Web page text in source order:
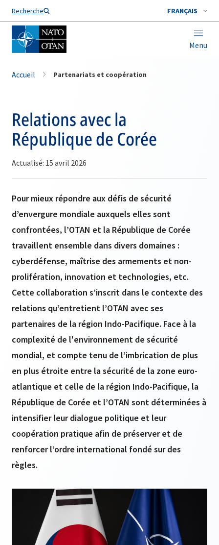
Recherche FRANÇAIS
Menu
Nom de famille*
Accueil Partenariats et coopération
Relations avec la
République de Corée
Actualisé: 15 avril 2026
Pour mieux répondre aux défis de sécurité
d’envergure mondiale auxquels elles sont
confrontées, l’OTAN et la République de Corée
travaillent ensemble dans divers domaines :
cyberdéfense, maîtrise des armements et non-
prolifération, innovation et technologies, etc.
Cette collaboration s’inscrit dans le contexte des
relations qu’entretient l’OTAN avec ses
partenaires de la région Indo-Pacifique. Face à la
complexité de l'environnement de sécurité
mondial, et compte tenu de l’imbrication de plus
en plus étroite entre la sécurité de la zone euro-
atlantique et celle de la région Indo-Pacifique, la
République de Corée et l’OTAN sont déterminées à
intensifier leur dialogue politique et leur
coopération pratique afin de préserver et de
renforcer l’ordre international fondé sur des
règles.